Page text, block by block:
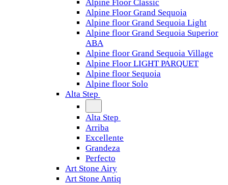
Alpine Floor Classic
Alpine Floor Grand Sequoia
Alpine floor Grand Sequoia Light
Alpine floor Grand Sequoia Superior
ABA
Alpine floor Grand Sequoia Village
Alpine Floor LIGHT PARQUET
Alpine floor Sequoia
Alpine floor Solo
Alta Step
Alta Step
Arriba
Excellente
Grandeza
Perfecto
Art Stone Airy
Art Stone Antiq